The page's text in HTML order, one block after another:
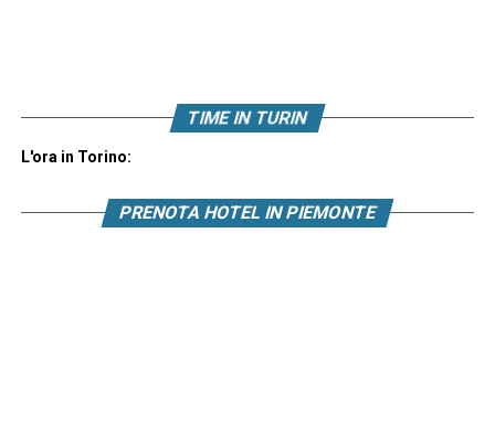
TIME IN TURIN
L'ora in Torino:
PRENOTA HOTEL IN PIEMONTE